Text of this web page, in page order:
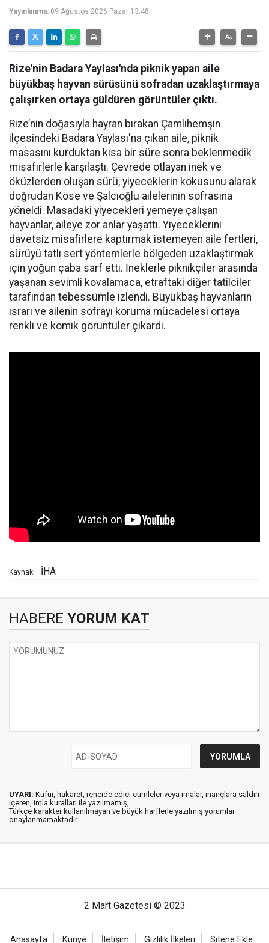
Yayınlanma: 09 Ağustos 2026 Pazar 13:48
Rize'nin Badara Yaylası'nda piknik yapan aile
büyükbaş hayvan sürüsünü sofradan uzaklaştırmaya
çalışırken ortaya güldüren görüntüler çıktı.
Rize’nin doğasıyla hayran bırakan Çamlıhemşin
ilçesindeki Badara Yaylası'na çıkan aile, piknik
masasını kurduktan kısa bir süre sonra beklenmedik
misafirlerle karşılaştı. Çevrede otlayan inek ve
öküzlerden oluşan sürü, yiyeceklerin kokusunu alarak
doğrudan Köse ve Şalcıoğlu ailelerinin sofrasına
yöneldi. Masadaki yiyecekleri yemeye çalışan
hayvanlar, aileye zor anlar yaşattı. Yiyeceklerini
davetsiz misafirlere kaptırmak istemeyen aile fertleri,
sürüyü tatlı sert yöntemlerle bölgeden uzaklaştırmak
için yoğun çaba sarf etti. İneklerle piknikçiler arasında
yaşanan sevimli kovalamaca, etraftaki diğer tatilciler
tarafından tebessümle izlendi. Büyükbaş hayvanların
ısrarı ve ailenin sofrayı koruma mücadelesi ortaya
renkli ve komik görüntüler çıkardı.
Kaynak: İHA
HABERE YORUM KAT
UYARI: Küfür, hakaret, rencide edici cümleler veya imalar, inançlara saldırı
içeren, imla kuralları ile yazılmamış,
Türkçe karakter kullanılmayan ve büyük harflerle yazılmış yorumlar
onaylanmamaktadır.
2 Mart Gazetesi © 2023
Anasayfa Künye İletişim Gizlilik İlkeleri Sitene Ekle